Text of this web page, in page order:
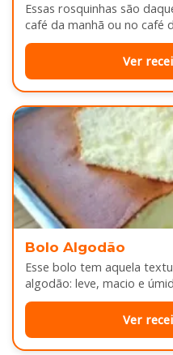
Essas rosquinhas são
café da manhã ou no café
douradinhas por…
Ver
Bolo Algodão
Esse bolo tem aquela
algodão: leve, macio e
pra servir…
Ver